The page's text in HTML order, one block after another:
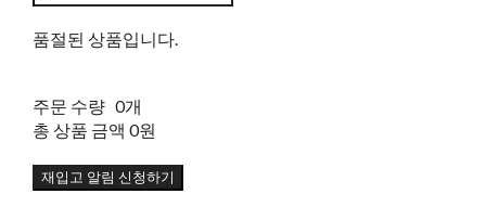
품절된 상품입니다.
주문 수량 0개
총 상품 금액 0원
재입고 알림 신청하기